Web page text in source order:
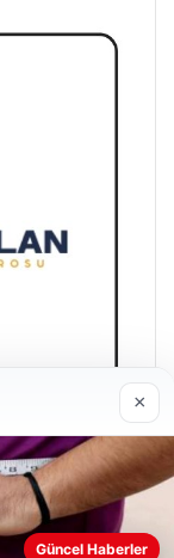
×
Güncel Haberler